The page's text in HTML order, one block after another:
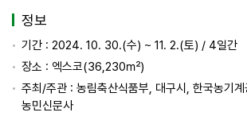
정보
기간 : 2024. 10. 30.(수) ~ 11. 2.(토) / 4일간
장소 : 엑스코(36,230㎡)
주최/주관 : 농림축산식품부, 대구시, 한국농기
농민신문사